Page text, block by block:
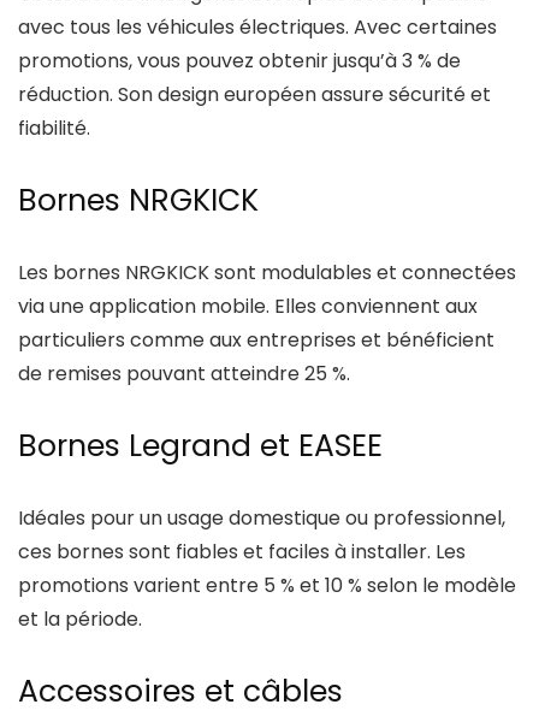
avec tous les véhicules électriques. Avec certaines
promotions, vous pouvez obtenir jusqu’à 3 % de
réduction. Son design européen assure sécurité et
fiabilité.
Bornes NRGKICK
Les bornes NRGKICK sont modulables et connectées
via une application mobile. Elles conviennent aux
particuliers comme aux entreprises et bénéficient
de remises pouvant atteindre 25 %.
Bornes Legrand et EASEE
Idéales pour un usage domestique ou professionnel,
ces bornes sont fiables et faciles à installer. Les
promotions varient entre 5 % et 10 % selon le modèle
et la période.
Accessoires et câbles